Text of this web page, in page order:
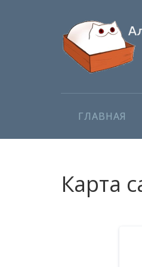
ГЛАВНАЯ
Карта